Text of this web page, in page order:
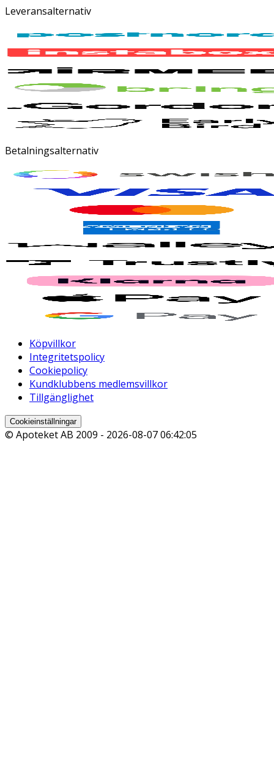
Leveransalternativ
Betalningsalternativ
Köpvillkor
Integritetspolicy
Cookiepolicy
Kundklubbens medlemsvillkor
Tillgänglighet
Cookieinställningar
© Apoteket AB 2009 - 2026-08-07 06:42:05